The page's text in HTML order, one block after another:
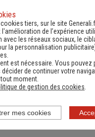
habitation
tiers, sur le site
de l’expérience
avec les réseaux sociaux, le
la personnalisation publicitaire
est nécessaire. Vous pouvez
de continuer votre
moment.
de gestion des cookies
mes cookies